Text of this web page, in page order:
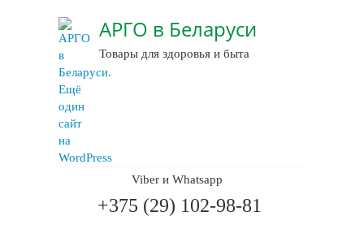
АРГО в Беларуси
Товары для здоровья и быта
Viber и Whatsapp
+375 (29) 102-98-81